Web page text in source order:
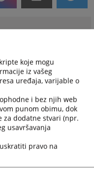
pozicija
koje mogu
iz vašeg
uređaja, varijable o
i bez njih web
punom obimu, dok
za dodatne stvari (npr.
usavršavanja
pravo na